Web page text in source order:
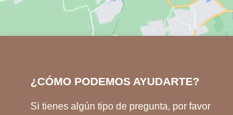
¿CÓMO PODEMOS AYUDARTE?
Si tienes algún tipo de pregunta, por favor